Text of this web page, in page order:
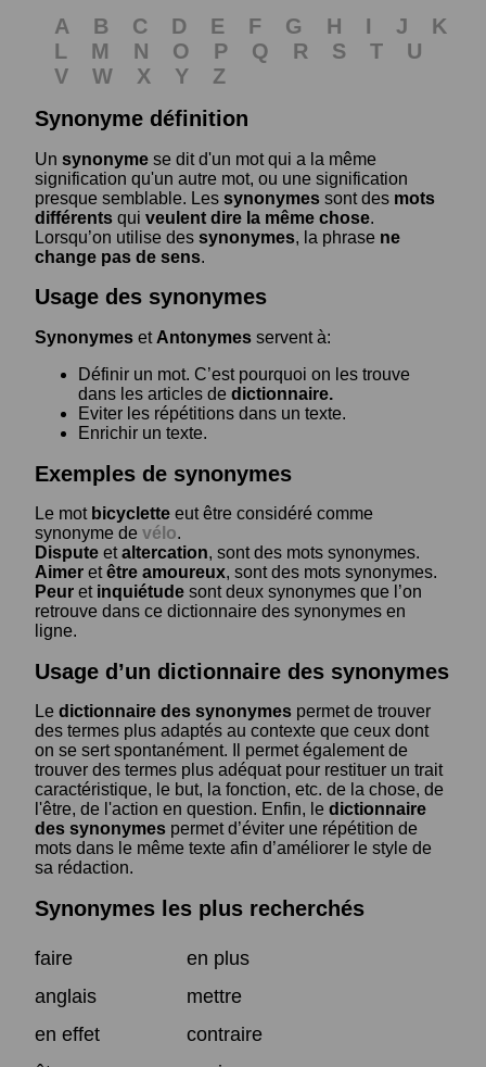
A B C D E F G H I J
K
L
M N O P Q R S T
U
V
W X Y
Z
Synonyme définition
Un synonyme se dit d'un mot qui a la même
signification qu'un autre mot, ou une signification
presque semblable. Les synonymes sont des mots
différents qui veulent dire la même chose.
Lorsqu’on utilise des synonymes, la phrase ne
change pas de sens.
Usage des synonymes
Synonymes et Antonymes servent à:
Définir un mot. C’est pourquoi on les trouve
dans les articles de dictionnaire.
Eviter les répétitions dans un texte.
Enrichir un texte.
Exemples de synonymes
Le mot bicyclette eut être considéré comme
synonyme de vélo.
Dispute etaltercation, sont des mots synonymes.
Aimer etêtre amoureux, sont des mots synonymes.
Peur et inquiétude sont deux synonymes que l’on
retrouve dans ce dictionnaire des synonymes en
ligne.
Usage d’un dictionnaire des synonymes
Le dictionnaire des synonymes permet de trouver
des termes plus adaptés au contexte que ceux dont
on se sert spontanément. Il permet également de
trouver des termes plus adéquat pour restituer un trait
caractéristique, le but, la fonction, etc. de la chose, de
l'être, de l'action en question. Enfin, le dictionnaire
des synonymes permet d’éviter une répétition de
mots dans le même texte afin d’améliorer le style de
sa rédaction.
Synonymes les plus recherchés
faire
en plus
anglais
mettre
en effet
contraire